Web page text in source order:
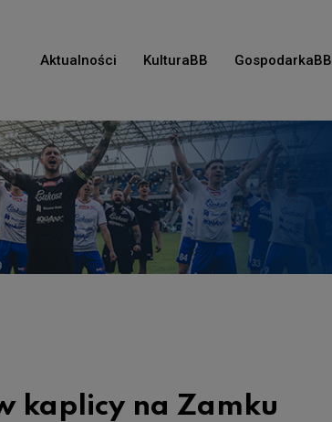
Aktualności KulturaBB GospodarkaBB
kaplicy na Zamku